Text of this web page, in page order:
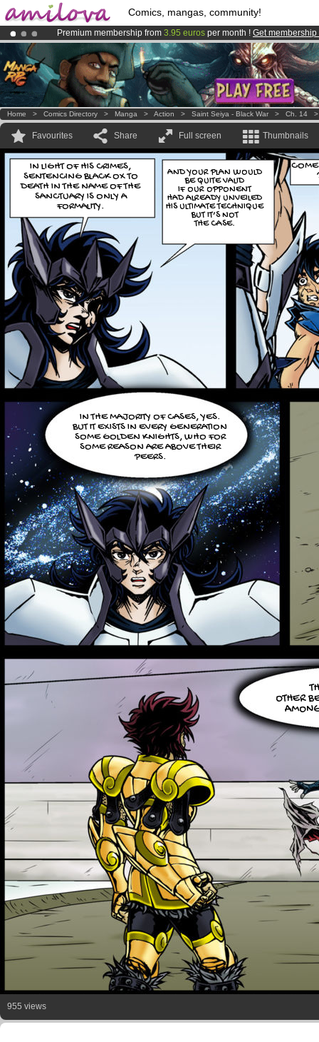
Comics, mangas, community!
Premium membership from 3.95 euros per month ! Get membership
AmilovaKickstarter is now LIVE!.
Already 100000membersand 1000 comics & mangas!.
Home > Comics Directory > Manga > Action > Saint Seiya - Black War > Ch. 14
Favourites Share Full screen Thumbnails
IN LIGHT OF HIS CRIMES,
SENTENCING BLACK OX TO
DEATH IN THE NAME OF THE
SANCTUARY IS ONLY A
FORMALITY.
AND YOUR PLAN WOULD
BE QUITE VALID
IF OUR OPPONENT
HAD ALREADY UNVEILED
HIS ULTIMATE TECHNIQUE
BUT IT’S NOT
THE CASE.
IN THE MAJORITY OF CASES, YES.
BUT IT EXISTS IN EVERY GENERATION
SOME GOLDEN KNIGHTS, WHO FOR
SOME REASON ARE ABOVE THEIR
PEERS.
OTHER
955 views